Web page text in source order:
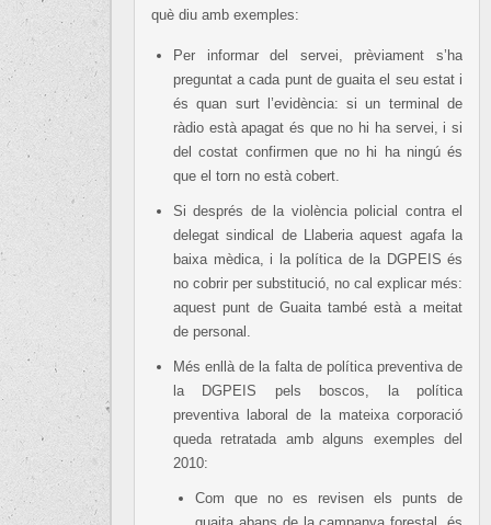
què diu amb exemples:
Per informar del servei, prèviament s’ha
preguntat a cada punt de guaita el seu estat i
és quan surt l’evidència: si un terminal de
ràdio està apagat és que no hi ha servei, i si
del costat confirmen que no hi ha ningú és
que el torn no està cobert.
Si després de la violència policial contra el
delegat sindical de Llaberia aquest agafa la
baixa mèdica, i la política de la DGPEIS és
no cobrir per substitució, no cal explicar més:
aquest punt de Guaita també està a meitat
de personal.
Més enllà de la falta de política preventiva de
la DGPEIS pels boscos, la política
preventiva laboral de la mateixa corporació
queda retratada amb alguns exemples del
2010:
Com que no es revisen els punts de